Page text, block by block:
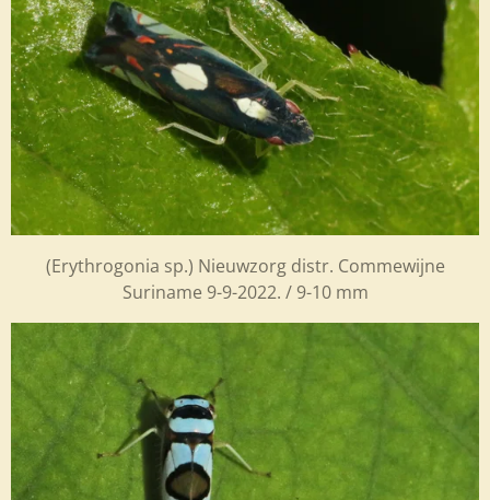
(Erythrogonia sp.) Nieuwzorg distr. Commewijne
Suriname 9-9-2022. / 9-10 mm